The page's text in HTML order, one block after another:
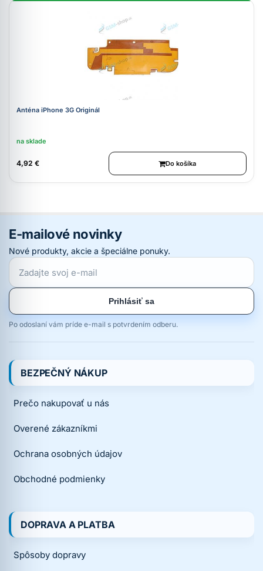
Anténa iPhone 3G Originál
na sklade
4,92 € Do košíka
E-mailové novinky
Nové produkty, akcie a špeciálne ponuky.
Prihlásiť sa
Po odoslaní vám príde e-mail s potvrdením odberu.
BEZPEČNÝ NÁKUP
Prečo nakupovať u nás
Overené zákazníkmi
Ochrana osobných údajov
Obchodné podmienky
DOPRAVA A PLATBA
Spôsoby dopravy